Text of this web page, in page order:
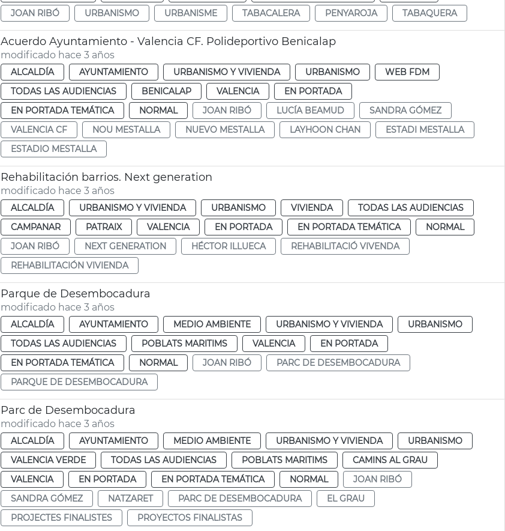
JOAN RIBÓ
URBANISMO URBANISME TABACALERA PENYAROJA TABAQUERA
Acuerdo Ayuntamiento - Valencia CF. Polideportivo Benicalap
modificado hace 3 años
ALCALDÍA AYUNTAMIENTO URBANISMO Y VIVIENDA URBANISMO
WEB FDM
TODAS LAS AUDIENCIAS
BENICALAP VALENCIA
EN PORTADA
EN PORTADA TEMÁTICA
NORMAL JOAN RIBÓ LUCÍA BEAMUD
SANDRA GÓMEZ
VALENCIA CF
NOU MESTALLA NUEVO MESTALLA LAYHOON CHAN
ESTADI MESTALLA
ESTADIO MESTALLA
Rehabilitación barrios. Next generation
modificado hace 3 años
ALCALDÍA URBANISMO Y VIVIENDA URBANISMO VIVIENDA
TODAS LAS AUDIENCIAS
CAMPANAR
PATRAIX VALENCIA EN PORTADA EN PORTADA TEMÁTICA
NORMAL
JOAN RIBÓ
NEXT GENERATION HÉCTOR ILLUECA
REHABILITACIÓ VIVENDA
REHABILITACIÓN VIVIENDA
Parque de Desembocadura
modificado hace 3 años
ALCALDÍA AYUNTAMIENTO MEDIO AMBIENTE URBANISMO Y VIVIENDA
URBANISMO
TODAS LAS AUDIENCIAS
POBLATS MARITIMS VALENCIA
EN PORTADA
EN PORTADA TEMÁTICA
NORMAL JOAN RIBÓ
PARC DE DESEMBOCADURA
PARQUE DE DESEMBOCADURA
Parc de Desembocadura
modificado hace 3 años
ALCALDÍA AYUNTAMIENTO MEDIO AMBIENTE URBANISMO Y VIVIENDA
URBANISMO
VALENCIA VERDE
TODAS LAS AUDIENCIAS POBLATS MARITIMS
CAMINS AL GRAU
VALENCIA
EN PORTADA EN PORTADA TEMÁTICA NORMAL
JOAN RIBÓ
SANDRA GÓMEZ
NATZARET PARC DE DESEMBOCADURA
EL GRAU
PROJECTES FINALISTES
PROYECTOS FINALISTAS